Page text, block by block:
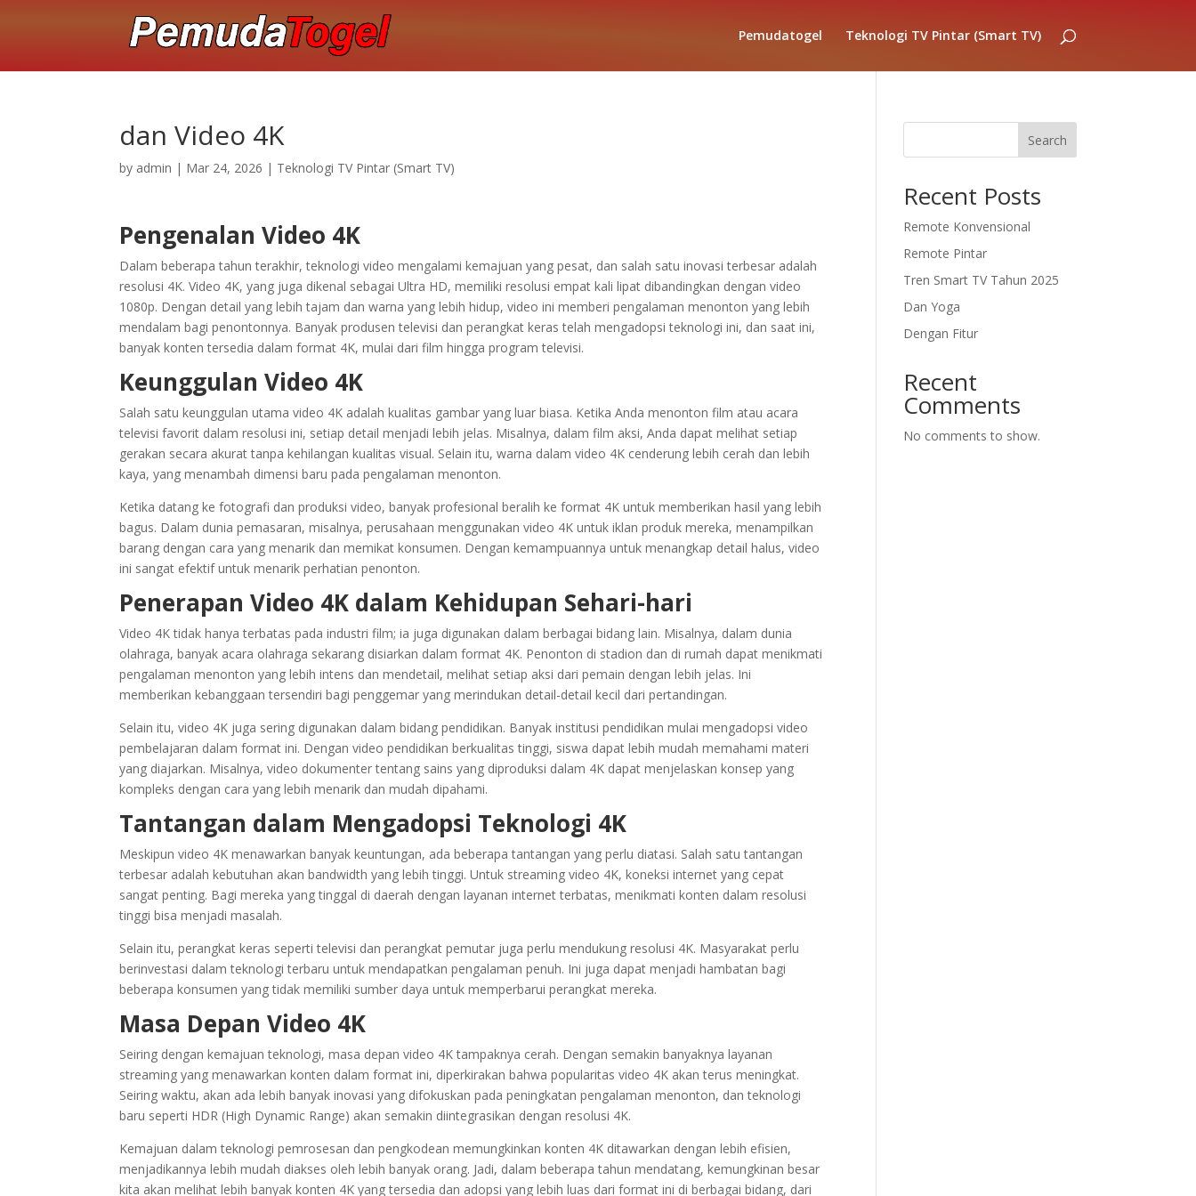
Pemudatogel Teknologi TV Pintar (Smart TV)
dan Video 4K
by admin | Mar 24, 2026 | Teknologi TV Pintar (Smart TV)
Pengenalan Video 4K
Dalam beberapa tahun terakhir, teknologi video mengalami kemajuan yang pesat, dan salah satu inovasi terbesar adalah
resolusi 4K. Video 4K, yang juga dikenal sebagai Ultra HD, memiliki resolusi empat kali lipat dibandingkan dengan video
1080p. Dengan detail yang lebih tajam dan warna yang lebih hidup, video ini memberi pengalaman menonton yang lebih
mendalam bagi penontonnya. Banyak produsen televisi dan perangkat keras telah mengadopsi teknologi ini, dan saat ini,
banyak konten tersedia dalam format 4K, mulai dari film hingga program televisi.
Keunggulan Video 4K
Salah satu keunggulan utama video 4K adalah kualitas gambar yang luar biasa. Ketika Anda menonton film atau acara
televisi favorit dalam resolusi ini, setiap detail menjadi lebih jelas. Misalnya, dalam film aksi, Anda dapat melihat setiap
gerakan secara akurat tanpa kehilangan kualitas visual. Selain itu, warna dalam video 4K cenderung lebih cerah dan lebih
kaya, yang menambah dimensi baru pada pengalaman menonton.
Ketika datang ke fotografi dan produksi video, banyak profesional beralih ke format 4K untuk memberikan hasil yang lebih
bagus. Dalam dunia pemasaran, misalnya, perusahaan menggunakan video 4K untuk iklan produk mereka, menampilkan
barang dengan cara yang menarik dan memikat konsumen. Dengan kemampuannya untuk menangkap detail halus, video
ini sangat efektif untuk menarik perhatian penonton.
Penerapan Video 4K dalam Kehidupan Sehari-hari
Video 4K tidak hanya terbatas pada industri film; ia juga digunakan dalam berbagai bidang lain. Misalnya, dalam dunia
olahraga, banyak acara olahraga sekarang disiarkan dalam format 4K. Penonton di stadion dan di rumah dapat menikmati
pengalaman menonton yang lebih intens dan mendetail, melihat setiap aksi dari pemain dengan lebih jelas. Ini
memberikan kebanggaan tersendiri bagi penggemar yang merindukan detail-detail kecil dari pertandingan.
Selain itu, video 4K juga sering digunakan dalam bidang pendidikan. Banyak institusi pendidikan mulai mengadopsi video
pembelajaran dalam format ini. Dengan video pendidikan berkualitas tinggi, siswa dapat lebih mudah memahami materi
yang diajarkan. Misalnya, video dokumenter tentang sains yang diproduksi dalam 4K dapat menjelaskan konsep yang
kompleks dengan cara yang lebih menarik dan mudah dipahami.
Tantangan dalam Mengadopsi Teknologi 4K
Meskipun video 4K menawarkan banyak keuntungan, ada beberapa tantangan yang perlu diatasi. Salah satu tantangan
terbesar adalah kebutuhan akan bandwidth yang lebih tinggi. Untuk streaming video 4K, koneksi internet yang cepat
sangat penting. Bagi mereka yang tinggal di daerah dengan layanan internet terbatas, menikmati konten dalam resolusi
tinggi bisa menjadi masalah.
Selain itu, perangkat keras seperti televisi dan perangkat pemutar juga perlu mendukung resolusi 4K. Masyarakat perlu
berinvestasi dalam teknologi terbaru untuk mendapatkan pengalaman penuh. Ini juga dapat menjadi hambatan bagi
beberapa konsumen yang tidak memiliki sumber daya untuk memperbarui perangkat mereka.
Masa Depan Video 4K
Seiring dengan kemajuan teknologi, masa depan video 4K tampaknya cerah. Dengan semakin banyaknya layanan
streaming yang menawarkan konten dalam format ini, diperkirakan bahwa popularitas video 4K akan terus meningkat.
Seiring waktu, akan ada lebih banyak inovasi yang difokuskan pada peningkatan pengalaman menonton, dan teknologi
baru seperti HDR (High Dynamic Range) akan semakin diintegrasikan dengan resolusi 4K.
Kemajuan dalam teknologi pemrosesan dan pengkodean memungkinkan konten 4K ditawarkan dengan lebih efisien,
menjadikannya lebih mudah diakses oleh lebih banyak orang. Jadi, dalam beberapa tahun mendatang, kemungkinan besar
kita akan melihat lebih banyak konten 4K yang tersedia dan adopsi yang lebih luas dari format ini di berbagai bidang, dari
Search
Recent Posts
Remote Konvensional
Remote Pintar
Tren Smart TV Tahun 2025
Dan Yoga
Dengan Fitur
Recent
Comments
No comments to show.